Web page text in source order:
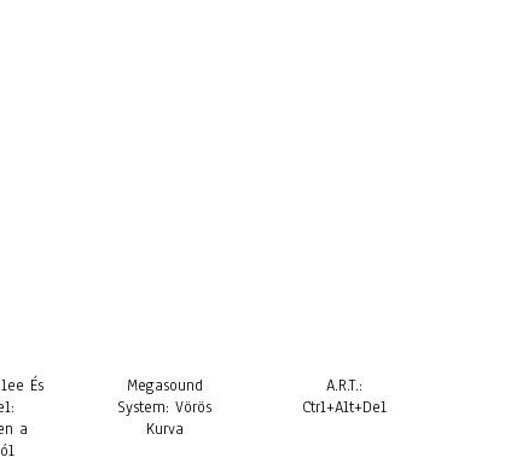
És
a
Megasound
System: Vörös
Kurva
A.R.T.:
Ctrl+Alt+Del